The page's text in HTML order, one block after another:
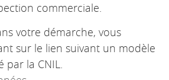
commerciale.
votre démarche, vous
sur le lien suivant un modèle
la CNIL.